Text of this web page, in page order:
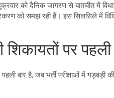
को दैनिक जागरण से बातचीत में
को समझ रही हैं। इस सिलसिले में
पर पहली
बार है, जब भर्ती परीक्षाओं में